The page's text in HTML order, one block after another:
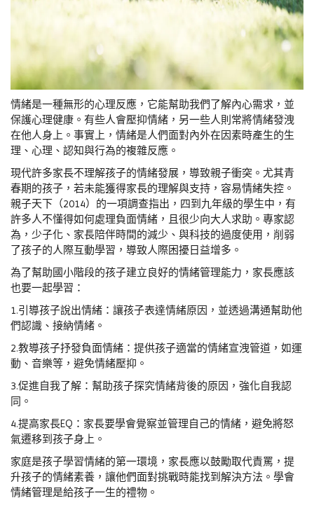
情緒是一種無形的心理反應，它能幫助我們了解內心需求，並
保護心理健康。有些人會壓抑情緒，另一些人則常將情緒發洩
在他人身上。事實上，情緒是人們面對內外在因素時產生的生
理、心理、認知與行為的複雜反應。
現代許多家長不理解孩子的情緒發展，導致親子衝突。尤其青
春期的孩子，若未能獲得家長的理解與支持，容易情緒失控。
親子天下（2014）的一項調查指出，四到九年級的學生中，有
許多人不懂得如何處理負面情緒，且很少向大人求助。專家認
為，少子化、家長陪伴時間的減少、與科技的過度使用，削弱
了孩子的人際互動學習，導致人際困擾日益增多。
為了幫助國小階段的孩子建立良好的情緒管理能力，家長應該
也要一起學習：
1.引導孩子說出情緒：讓孩子表達情緒原因，並透過溝通幫助他
們認識、接納情緒。
2.教導孩子抒發負面情緒：提供孩子適當的情緒宣洩管道，如運
動、音樂等，避免情緒壓抑。
3.促進自我了解：幫助孩子探究情緒背後的原因，強化自我認
同。
4.提高家長EQ：家長要學會覺察並管理自己的情緒，避免將怒
氣遷移到孩子身上。
家庭是孩子學習情緒的第一環境，家長應以鼓勵取代責罵，提
升孩子的情緒素養，讓他們面對挑戰時能找到解決方法。學會
情緒管理是給孩子一生的禮物。